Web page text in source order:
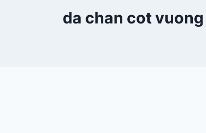
da chan cot vuong